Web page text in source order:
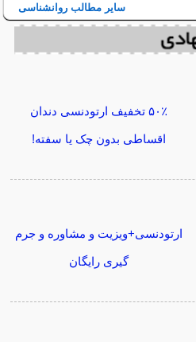
سایر مطالب روانشناسی
۵۰٪ تخفیف ارتودنسی دندان
اقساطی بدون چک یا سفته!
ارتودنسی+ویزیت و مشاوره و جرم
گیری رایگان